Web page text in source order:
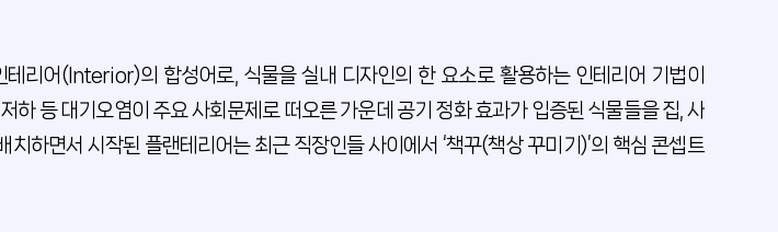
리어(Interior)의 합성어로, 식물을 실내 디자인의 한 요소로 활용하는 인테리어 기법이
하 등 대기오염이 주요 사회문제로 떠오른 가운데 공기 정화 효과가 입증된 식물들을 집, 사
치하면서 시작된 플랜테리어는 최근 직장인들 사이에서 ‘책꾸(책상 꾸미기)’의 핵심 콘셉트